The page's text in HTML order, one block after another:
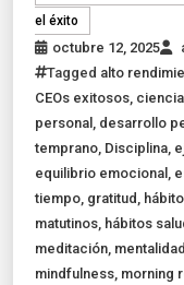
el éxito
octubre 12, 2025
Tagged alto
CEOs exitosos
personal desarrollo
temprano Disciplina
equilibrio emocional
tiempo gratitud
matutinos hábitos
meditación
mindfulness morning